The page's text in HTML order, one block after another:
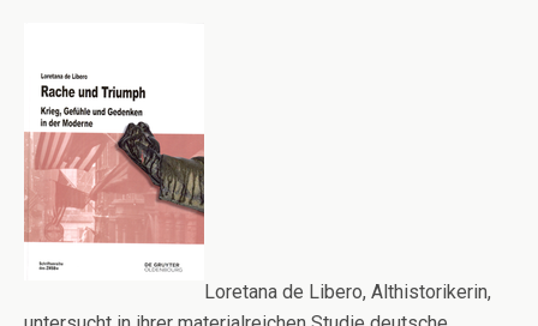
Loretana de Libero, Althistorikerin,